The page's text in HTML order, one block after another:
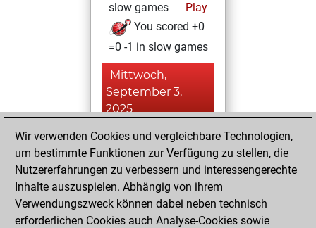
slow games
Play
You scored +0
=0 -1 in slow games
Mittwoch,
September 3,
2025
You had a best
sprint of 25 positions
Tactics
created your Studies
account
Studies
Wir verwenden Cookies und vergleichbare Technologien,
um bestimmte Funktionen zur Verfügung zu stellen, die
Nutzererfahrungen zu verbessern und interessengerechte
Inhalte auszuspielen. Abhängig von ihrem
Verwendungszweck können dabei neben technisch
erforderlichen Cookies auch Analyse-Cookies sowie